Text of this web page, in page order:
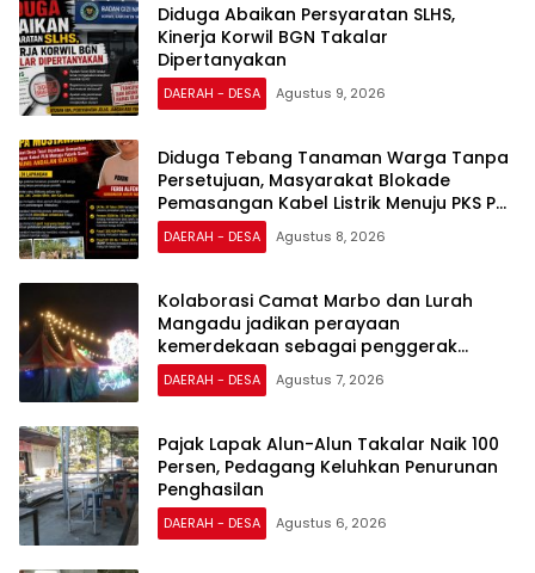
Diduga Abaikan Persyaratan SLHS,
Kinerja Korwil BGN Takalar
Dipertanyakan
DAERAH - DESA Agustus 9, 2026
Diduga Tebang Tanaman Warga Tanpa
Persetujuan, Masyarakat Blokade
Pemasangan Kabel Listrik Menuju PKS PT
Gunung Andalan Sukses
DAERAH - DESA Agustus 8, 2026
Kolaborasi Camat Marbo dan Lurah
Mangadu jadikan perayaan
kemerdekaan sebagai penggerak
ekonomi lokal
DAERAH - DESA Agustus 7, 2026
Pajak Lapak Alun-Alun Takalar Naik 100
Persen, Pedagang Keluhkan Penurunan
Penghasilan
DAERAH - DESA Agustus 6, 2026